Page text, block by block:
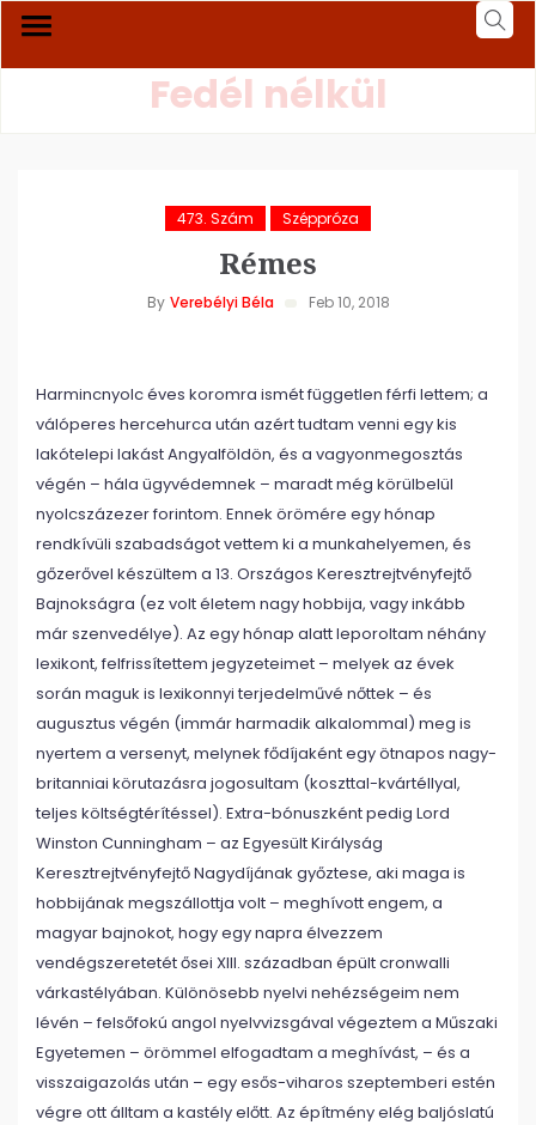
Fedél nélkül
473. Szám Széppróza
Rémes
By Verebélyi Béla Feb 10, 2018
Harmincnyolc éves koromra ismét független férfi lettem; a
válóperes hercehurca után azért tudtam venni egy kis
lakótelepi lakást Angyalföldön, és a vagyonmegosztás
végén – hála ügyvédemnek – maradt még körülbelül
nyolcszázezer forintom. Ennek örömére egy hónap
rendkívüli szabadságot vettem ki a munkahelyemen, és
gőzerővel készültem a 13. Országos Keresztrejtvényfejtő
Bajnokságra (ez volt életem nagy hobbija, vagy inkább
már szenvedélye). Az egy hónap alatt leporoltam néhány
lexikont, felfrissítettem jegyzeteimet – melyek az évek
során maguk is lexikonnyi terjedelművé nőttek – és
augusztus végén (immár harmadik alkalommal) meg is
nyertem a versenyt, melynek fődíjaként egy ötnapos nagy-
britanniai körutazásra jogosultam (koszttal-kvártéllyal,
teljes költségtérítéssel). Extra-bónuszként pedig Lord
Winston Cunningham – az Egyesült Királyság
Keresztrejtvényfejtő Nagydíjának győztese, aki maga is
hobbijának megszállottja volt – meghívott engem, a
magyar bajnokot, hogy egy napra élvezzem
vendégszeretetét ősei XIII. században épült cronwalli
várkastélyában. Különösebb nyelvi nehézségeim nem
lévén – felsőfokú angol nyelvvizsgával végeztem a Műszaki
Egyetemen – örömmel elfogadtam a meghívást, – és a
visszaigazolás után – egy esős-viharos szeptemberi estén
végre ott álltam a kastély előtt. Az építmény elég baljóslatú